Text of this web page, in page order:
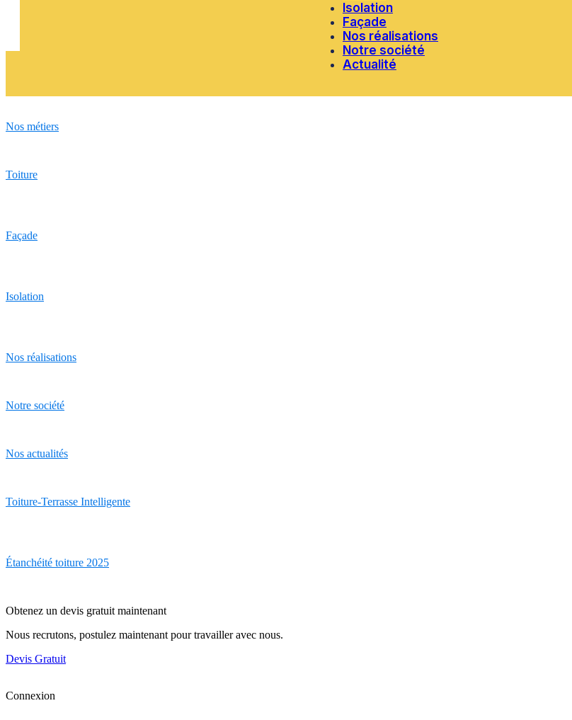
Isolation
Façade
Nos réalisations
Notre société
Actualité
Nos métiers
Toiture
Façade
Isolation
Nos réalisations
Notre société
Nos actualités
Toiture-Terrasse Intelligente
Étanchéité toiture 2025
Obtenez un devis gratuit maintenant
Nous recrutons, postulez maintenant pour travailler avec nous.
Devis Gratuit
Connexion